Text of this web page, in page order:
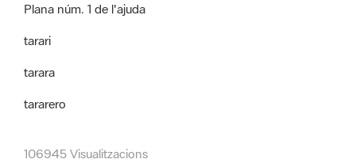
Plana núm. 1 de l'ajuda
tarari
tarara
tararero
106945 Visualitzacions